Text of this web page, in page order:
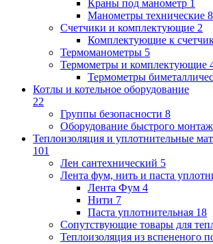
Краны под манометр 1
Манометры технические 8
Счетчики и комплектующие 2
Комплектующие к
Термоманометры 5
Термометры и комплектующие
Термометры
Котлы и котельное оборудование
22
Группы безопасности 8
Оборудование быстрого
Теплоизоляция и уплотнительные
101
Лен сантехнический 5
Лента фум, нить и паста
Лента Фум 4
Нити 7
Паста уплотнительная 18
Сопутствующие товары для
Теплоизоляция из вспененого